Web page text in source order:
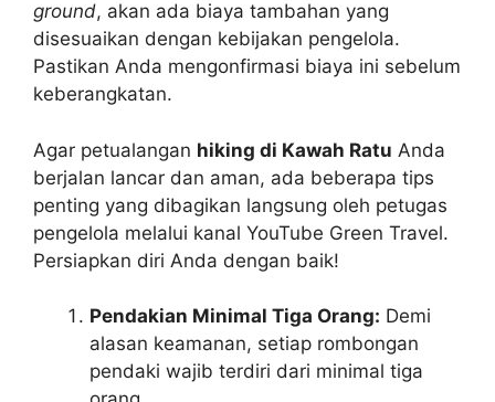
ground, akan ada biaya tambahan yang
disesuaikan dengan kebijakan pengelola.
Pastikan Anda mengonfirmasi biaya ini sebelum
keberangkatan.
Agar petualangan hiking di Kawah Ratu Anda
berjalan lancar dan aman, ada beberapa tips
penting yang dibagikan langsung oleh petugas
pengelola melalui kanal YouTube Green Travel.
Persiapkan diri Anda dengan baik!
Pendakian Minimal Tiga Orang: Demi
alasan keamanan, setiap rombongan
pendaki wajib terdiri dari minimal tiga